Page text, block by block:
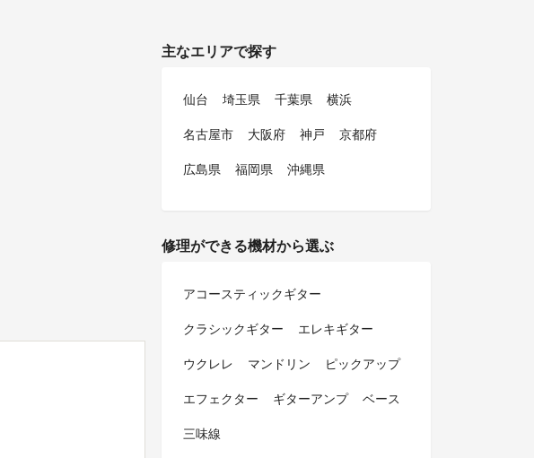
主なエリアで探す
仙台 埼玉県 千葉県
横浜
名古屋市
大阪府 神戸
京都府
広島県
福岡県 沖縄県
修理ができる機材から選ぶ
アコースティックギター
クラシックギター
エレキギター
ウクレレ
マンドリン
ピックアップ
エフェクター
ギターアンプ
ベース
三味線